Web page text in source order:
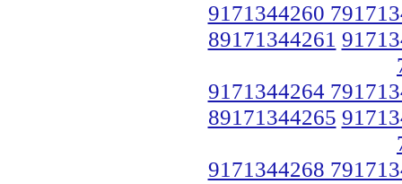
9171344260
89171344261
9171344264
89171344265
9171344268